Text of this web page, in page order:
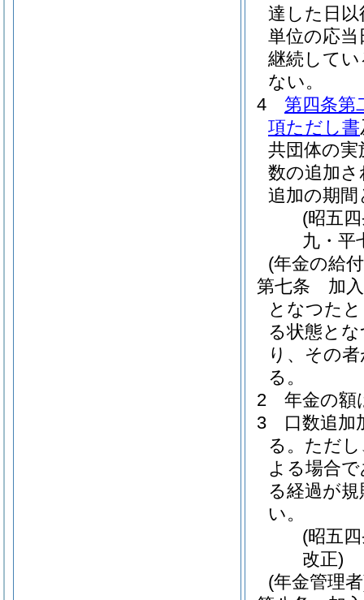
達した日
単位の応
継続して
ない。
4
第四条第
項ただし書
共団体の実
数の追加
追加の期
(昭五
九・平
(年金の給
第七条
加
となつた
る状態と
り、その
る。
2
年金の額
3
口数追加
る。 ただ
よる場合
る経過が
い。
(昭五
改正)
(年金管理